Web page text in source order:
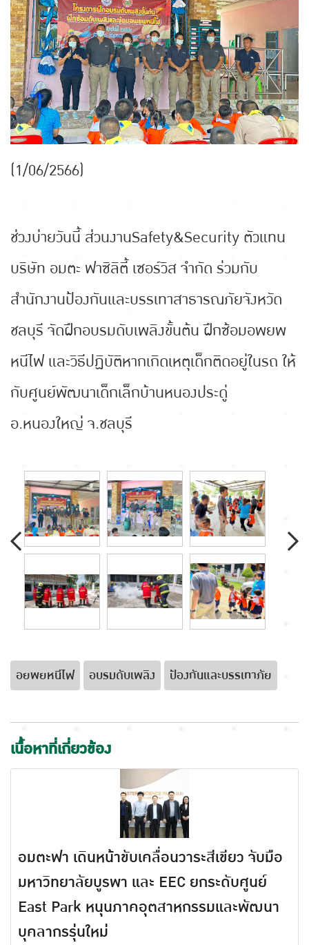
(1/06/2566)
ช่วงบ่ายวันนี้ ส่วนงานSafety&Security ตัวแทน
บริษัท อมตะ ฟาซิลิตี้ เซอร์วิส จำกัด ร่วมกับ
สำนักงานป้องกันและบรรเทาสาธารณภัยจังหวัด
ชลบุรี จัดฝึกอบรมดับเพลิงขั้นต้น ฝึกซ้อมอพยพ
หนีไฟ และวิธีปฏิบัติหากเกิดเหตุเด็กติดอยู่ในรถ ให้
กับศูนย์พัฒนาเด็กเล็กบ้านหนองประดู่
อ.หนองใหญ่ จ.ชลบุรี
อยพยหนีไฟ อบรมดับเพลิง ป้องกันและบรรเทาภัย
เนื้อหาที่เกี่ยวข้อง
อมตะฟา เดินหน้าขับเคลื่อนวาระสีเขียว จับมือ
มหาวิทยาลัยบูรพา และ EEC ยกระดับศูนย์
East Park หนุนภาคอุตสาหกรรมและพัฒนา
บุคลากรรุ่นใหม่